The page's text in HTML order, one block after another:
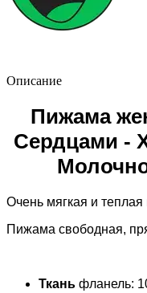
Описание
Пижама
Сердцами -
Очень мягкая и
Пижама свободная,
Ткань фланель: